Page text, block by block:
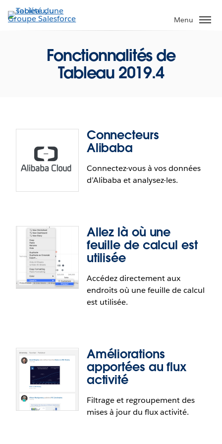
Aller
au
Menu
Fonctionnalités de
Tableau 2019.4
Connecteurs
Alibaba
Connectez-vous à vos données
d’Alibaba et analysez-les.
Connecteurs Alibaba
Allez là où une
feuille de calcul est
utilisée
Accédez directement aux
endroits où une feuille de calcul
est utilisée.
Améliorations
apportées au flux
activité
Filtrage et regroupement des
mises à jour du flux activité.